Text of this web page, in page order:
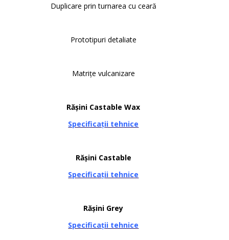
Duplicare prin turnarea cu ceară
Prototipuri detaliate
Matrițe vulcanizare
Rășini Castable Wax
Specificații tehnice
Rășini Castable
Specificații tehnice
Rășini Grey
Specificații tehnice